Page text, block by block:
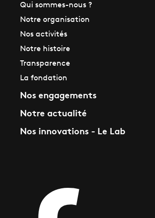
Qui sommes-nous ?
Notre organisation
Nos activités
Notre histoire
Transparence
La fondation
Nos engagements
Notre actualité
Nos innovations - Le Lab